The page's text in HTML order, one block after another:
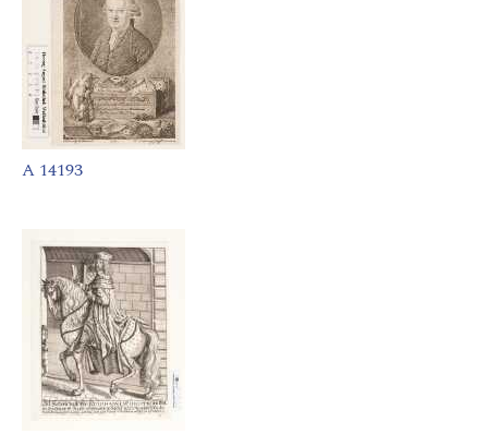
A 14193